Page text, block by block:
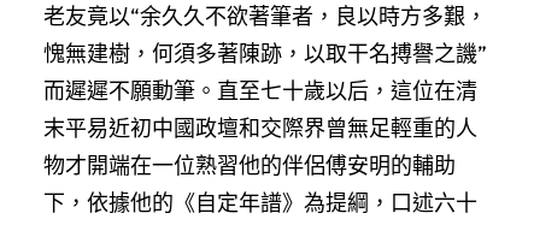
老友竟以“余久久不欲著筆者，良以時方多艱，
愧無建樹，何須多著陳跡，以取干名搏譽之譏”
而遲遲不願動筆。直至七十歲以后，這位在清
末平易近初中國政壇和交際界曾無足輕重的人
物才開端在一位熟習他的伴侶傅安明的輔助
下，依據他的《自定年譜》為提綱，口述六十